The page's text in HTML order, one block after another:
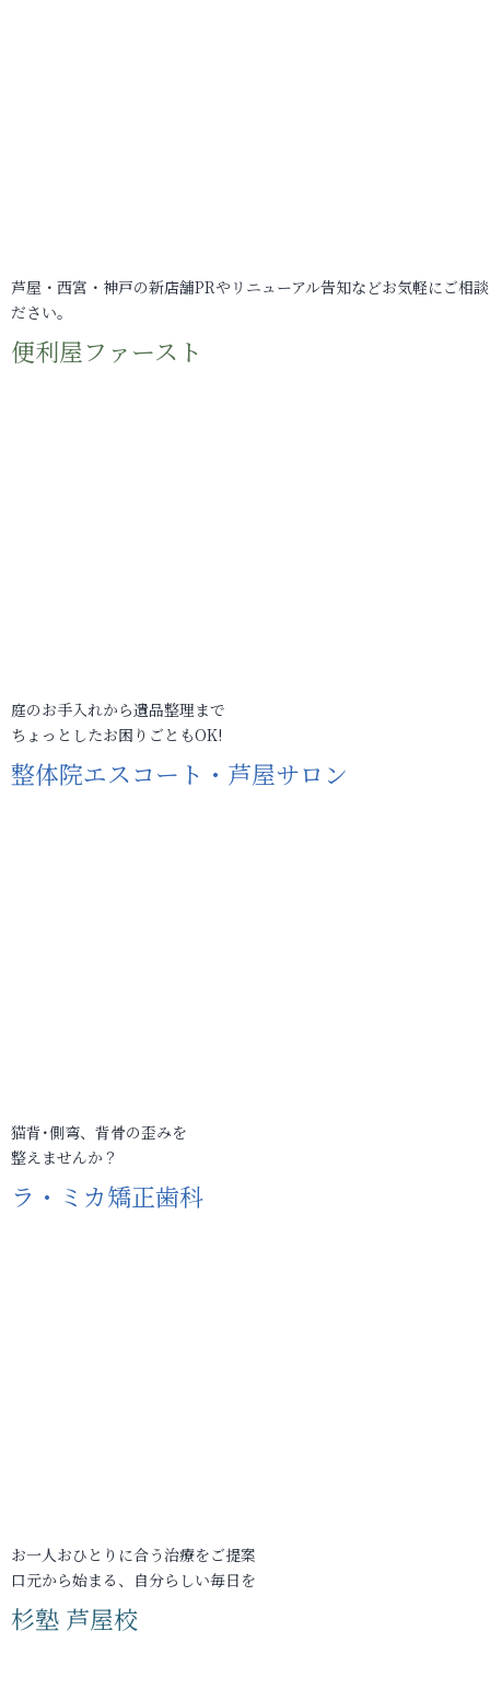
芦屋・西宮・神戸の新店舗PRやリニューアル告知などお気軽にご相
ださい。
便利屋ファースト
庭のお手入れから遺品整理まで
ちょっとしたお困りごともOK!
整体院エスコート・芦屋サロン
猫背･側弯、背骨の歪みを
整えませんか？
ラ・ミカ矯正歯科
お一人おひとりに合う治療をご提案
口元から始まる、自分らしい毎日を
杉塾 芦屋校